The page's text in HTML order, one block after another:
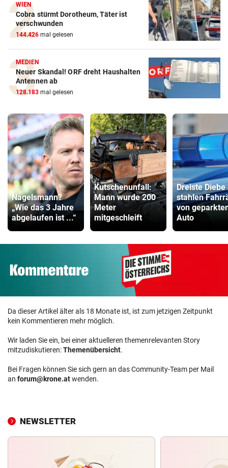
WIEN
Cobra stürmt Dorotheum, Täter ist
verschwunden
144.426 mal gelesen
MEDIEN
Neuer Skandal! ORF dreht Haushalten
Antennen ab
128.183 mal gelesen
Nagelsmann?
„Wie das 3 Jahre
abgelaufen ist ...“
Kutschenunfall:
Mann wurde 200
Meter
mitgeschleift
Dreiste Diebe
stahlen
von
Auto
Da dieser Artikel älter als 18 Monate ist, ist zum jetzigen Zeitpunkt
kein Kommentieren mehr möglich.
Wir laden Sie ein, bei einer aktuelleren themenrelevanten Story
mitzudiskutieren:Themenübersicht.
Bei Fragen können Sie sich gern an das Community-Team per Mail
an forum@krone.atwenden.
NEWSLETTER